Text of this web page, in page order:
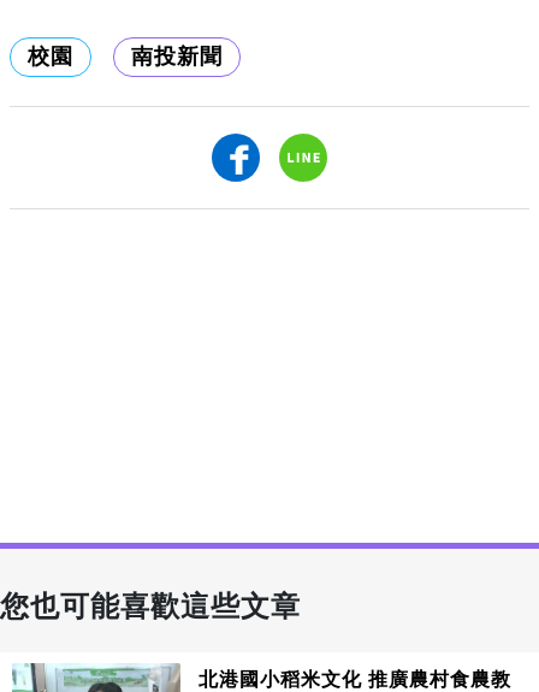
校園 南投新聞
您也可能喜歡這些文章
北港國小稻米文化 推廣農村食農教